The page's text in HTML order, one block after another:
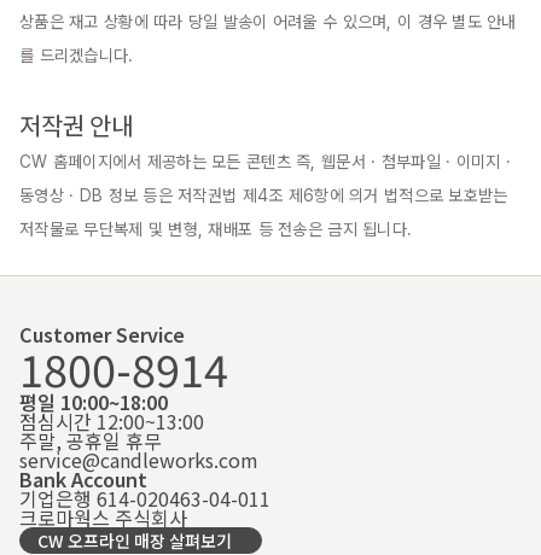
상품은 재고 상황에 따라 당일 발송이 어려울 수 있으며, 이 경우 별도 안내
를 드리겠습니다.
저작권 안내
CW 홈페이지에서 제공하는 모든 콘텐츠 즉, 웹문서 · 첨부파일 · 이미지 ·
동영상 · DB 정보 등은 저작권법 제4조 제6항에 의거 법적으로 보호받는
저작물로 무단복제 및 변형, 재배포 등 전송은 금지 됩니다.
Customer Service
1800-8914
평일 10:00~18:00
점심시간 12:00~13:00
주말, 공휴일 휴무
service@candleworks.com
Bank Account
기업은행 614-020463-04-011
크로마웍스 주식회사
CW 오프라인 매장 살펴보기